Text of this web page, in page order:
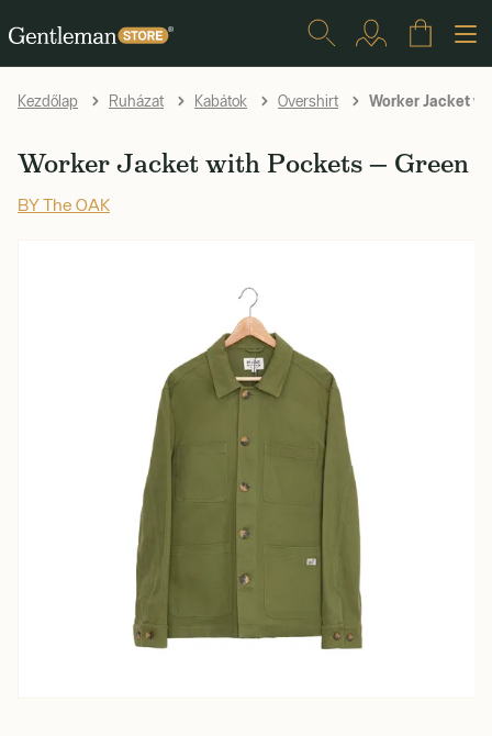
Kezdőlap Ruházat Kabátok Overshirt Worker Jacket
Worker Jacket with Pockets — Green
BY The OAK